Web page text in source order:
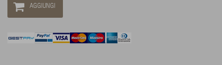
AGGIUNGI